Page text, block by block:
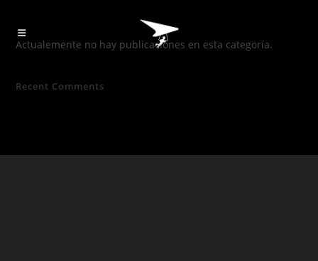
Actualemente no hay publicaciones en esta categoría.
Recent Comments